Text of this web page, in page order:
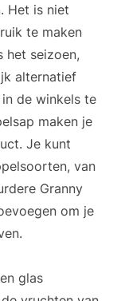
Het is niet
te maken
het seizoen,
alternatief
de winkels te
maken je
Je kunt
van
Granny
om je
glas